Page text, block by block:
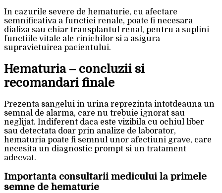
In cazurile severe de hematurie, cu afectare
semnificativa a functiei renale, poate fi necesara
dializa sau chiar transplantul renal, pentru a suplini
functiile vitale ale rinichilor si a asigura
supravietuirea pacientului.
Hematuria – concluzii si
recomandari finale
Prezenta sangelui in urina reprezinta intotdeauna un
semnal de alarma, care nu trebuie ignorat sau
neglijat. Indiferent daca este vizibila cu ochiul liber
sau detectata doar prin analize de laborator,
hematuria poate fi semnul unor afectiuni grave, care
necesita un diagnostic prompt si un tratament
adecvat.
Importanta consultarii medicului la primele
semne de hematurie